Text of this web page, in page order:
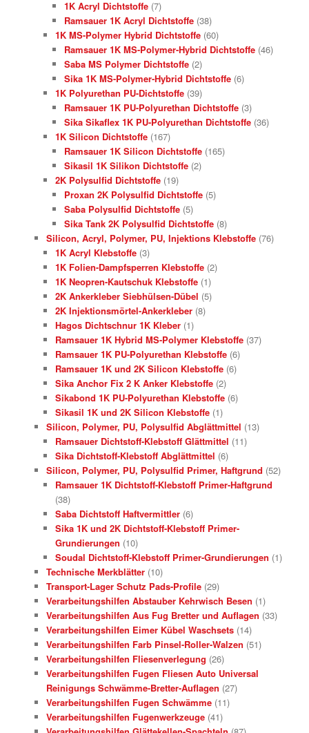
1K Acryl Dichtstoffe (7)
Ramsauer 1K Acryl Dichtstoffe (38)
1K MS-Polymer Hybrid Dichtstoffe (60)
Ramsauer 1K MS-Polymer-Hybrid Dichtstoffe (46)
Saba MS Polymer Dichtstoffe (2)
Sika 1K MS-Polymer-Hybrid Dichtstoffe (6)
1K Polyurethan PU-Dichtstoffe (39)
Ramsauer 1K PU-Polyurethan Dichtstoffe (3)
Sika Sikaflex 1K PU-Polyurethan Dichtstoffe (36)
1K Silicon Dichtstoffe (167)
Ramsauer 1K Silicon Dichtstoffe (165)
Sikasil 1K Silikon Dichtstoffe (2)
2K Polysulfid Dichtstoffe (19)
Proxan 2K Polysulfid Dichtstoffe (5)
Saba Polysulfid Dichtstoffe (5)
Sika Tank 2K Polysulfid Dichtstoffe (8)
Silicon, Acryl, Polymer, PU, Injektions Klebstoffe (76)
1K Acryl Klebstoffe (3)
1K Folien-Dampfsperren Klebstoffe (2)
1K Neopren-Kautschuk Klebstoffe (1)
2K Ankerkleber Siebhülsen-Dübel (5)
2K Injektionsmörtel-Ankerkleber (8)
Hagos Dichtschnur 1K Kleber (1)
Ramsauer 1K Hybrid MS-Polymer Klebstoffe (37)
Ramsauer 1K PU-Polyurethan Klebstoffe (6)
Ramsauer 1K und 2K Silicon Klebstoffe (6)
Sika Anchor Fix 2 K Anker Klebstoffe (2)
Sikabond 1K PU-Polyurethan Klebstoffe (6)
Sikasil 1K und 2K Silicon Klebstoffe (1)
Silicon, Polymer, PU, Polysulfid Abglättmittel (13)
Ramsauer Dichtstoff-Klebstoff Glättmittel (11)
Sika Dichtstoff-Klebstoff Abglättmittel (6)
Silicon, Polymer, PU, Polysulfid Primer, Haftgrund (52)
Ramsauer 1K Dichtstoff-Klebstoff Primer-Haftgrund
(38)
Saba Dichtstoff Haftvermittler (6)
Sika 1K und 2K Dichtstoff-Klebstoff Primer-
Grundierungen (10)
Soudal Dichtstoff-Klebstoff Primer-Grundierungen (1)
Technische Merkblätter (10)
Transport-Lager Schutz Pads-Profile (29)
Verarbeitungshilfen Abstauber Kehrwisch Besen (1)
Verarbeitungshilfen Aus Fug Bretter und Auflagen (33)
Verarbeitungshilfen Eimer Kübel Waschsets (14)
Verarbeitungshilfen Farb Pinsel-Roller-Walzen (51)
Verarbeitungshilfen Fliesenverlegung (26)
Verarbeitungshilfen Fugen Fliesen Auto Universal
Reinigungs Schwämme-Bretter-Auflagen (27)
Verarbeitungshilfen Fugen Schwämme (11)
Verarbeitungshilfen Fugenwerkzeuge (41)